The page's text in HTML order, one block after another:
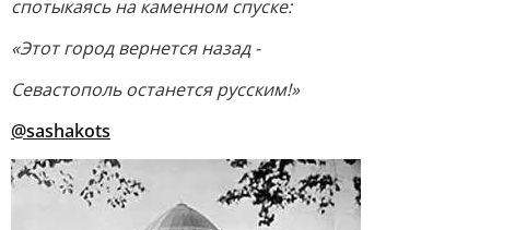
спотыкаясь на каменном спуске:
«Этот город вернется назад -
Севастополь останется русским!»
@sashakots